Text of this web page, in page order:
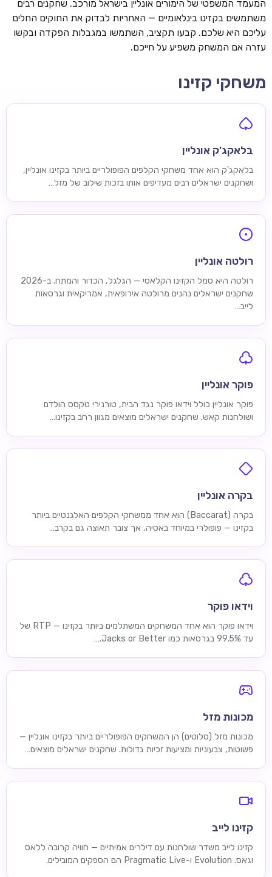
המעמד המשפטי של הימורים אונליין בישראל מורכב. שחקנים רבים
משתמשים בקזינו בינלאומיים — האחריות לבדוק את החוקים החלים
עליכם היא שלכם. קבעו תקציב, השתמשו במגבלות הפקדה ובקשו
עזרה אם המשחק משפיע על חייכם.
משחקי קזינו
בלאקג'ק אונליין
בלאקג'ק הוא אחד משחקי הקלפים הפופולריים ביותר בקזינו אונליין,
ושחקנים ישראלים רבים מעדיפים אותו בזכות שילוב של מזל…
רולטה אונליין
רולטה היא סמל הקזינו הקלאסי — הגלגל, הכדור והמתח. ב-2026
שחקנים ישראלים נהנים מרולטה אירופאית, אמריקאית וגרסאות
לייב…
פוקר אונליין
פוקר אונליין כולל וידאו פוקר נגד הבית, טורנירי טקסס הולדם
ושולחנות קאש. שחקנים ישראלים מוצאים מגוון רחב בקזינו…
בקרה אונליין
בקרה (Baccarat) הוא אחד ממשחקי הקלפים האלגנטיים ביותר
בקזינו — פופולרי במיוחד באסיה, אך צובר תאוצה גם בקרב…
וידאו פוקר
וידאו פוקר הוא אחד המשחקים המשתלמים ביותר בקזינו — RTP של
עד 99.5% בגרסאות כמו Jacks or Better.…
מכונות מזל
מכונות מזל (סלוטים) הן המשחקים הפופולריים ביותר בקזינו אונליין —
פשוטות, צבעוניות ומציעות זכיות גדולות. שחקנים ישראלים מוצאים…
קזינו לייב
קזינו לייב משדר שולחנות עם דילרים אמיתיים — חוויה קרובה ללאס
וגאס. Evolution ו-Pragmatic Live הם הספקים המובילים.